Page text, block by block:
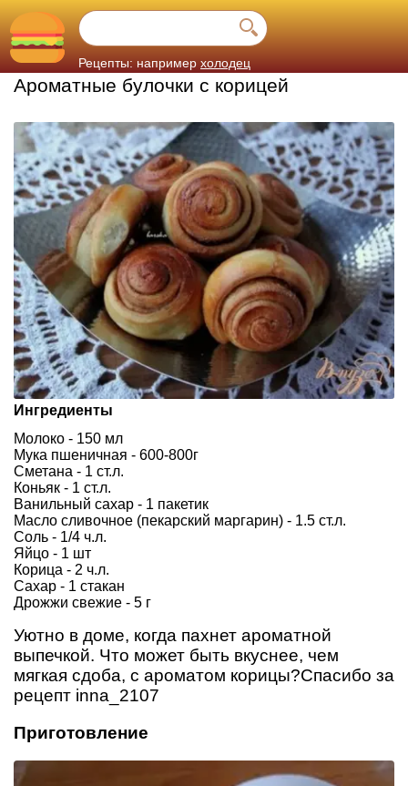
Рецепты: например холодец
Ароматные булочки с корицей
Ингредиенты
Молоко - 150 мл
Мука пшеничная - 600-800г
Сметана - 1 ст.л.
Коньяк - 1 ст.л.
Ванильный сахар - 1 пакетик
Масло сливочное (пекарский маргарин) - 1.5 ст.л.
Соль - 1/4 ч.л.
Яйцо - 1 шт
Корица - 2 ч.л.
Сахар - 1 стакан
Дрожжи свежие - 5 г
Уютно в доме, когда пахнет ароматной
выпечкой. Что может быть вкуснее, чем
мягкая сдоба, с ароматом корицы?Спасибо за
рецепт inna_2107
Приготовление